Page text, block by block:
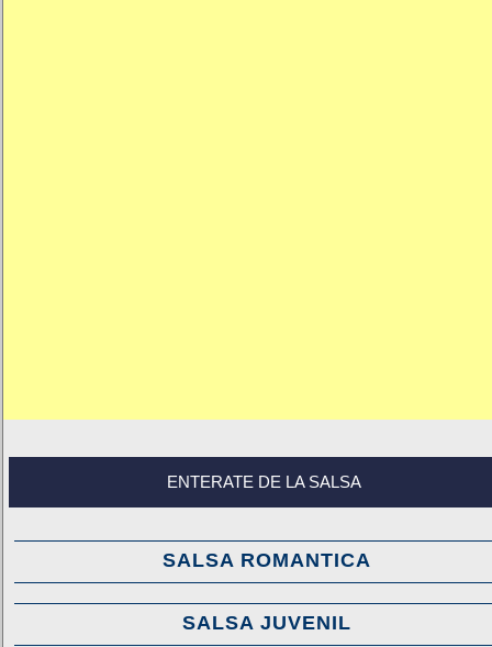
ENTERATE DE LA SALSA
SALSA ROMANTICA
SALSA JUVENIL